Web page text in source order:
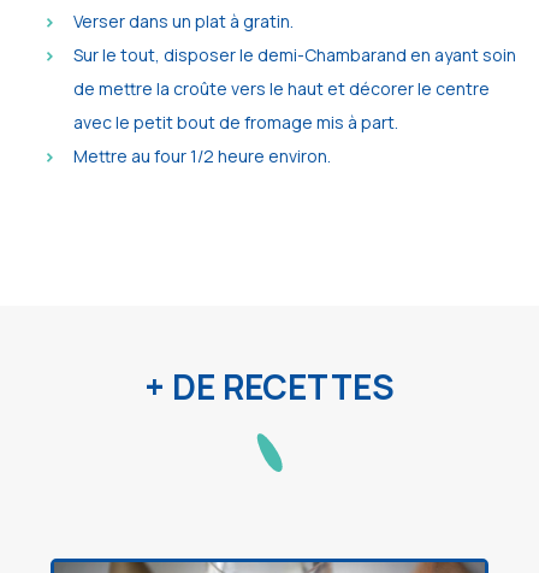
Verser dans un plat à gratin.
Sur le tout, disposer le demi-Chambarand en ayant soin
de mettre la croûte vers le haut et décorer le centre
avec le petit bout de fromage mis à part.
Mettre au four 1/2 heure environ.
+ DE RECETTES